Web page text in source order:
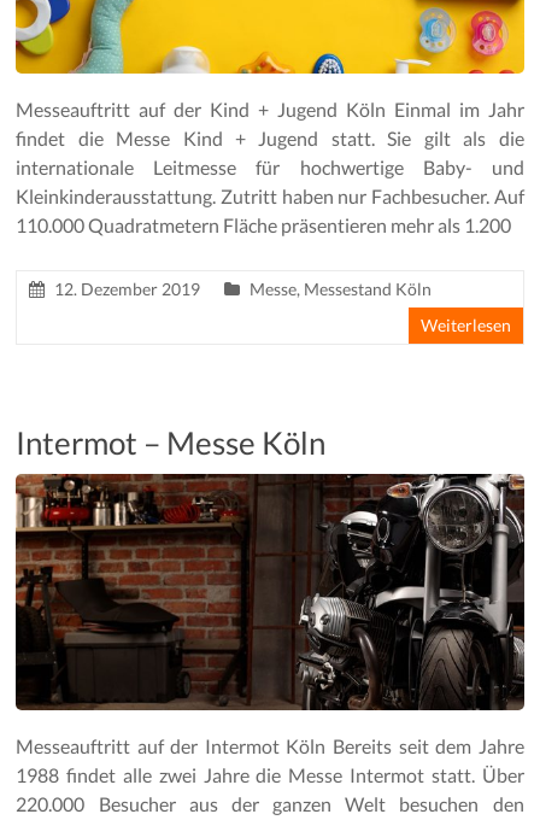
Messeauftritt auf der Kind + Jugend Köln Einmal im Jahr
findet die Messe Kind + Jugend statt. Sie gilt als die
internationale Leitmesse für hochwertige Baby- und
Kleinkinderausstattung. Zutritt haben nur Fachbesucher. Auf
110.000 Quadratmetern Fläche präsentieren mehr als 1.200
12. Dezember 2019 Messe, Messestand Köln
Weiterlesen
Intermot – Messe Köln
Messeauftritt auf der Intermot Köln Bereits seit dem Jahre
1988 findet alle zwei Jahre die Messe Intermot statt. Über
220.000 Besucher aus der ganzen Welt besuchen den